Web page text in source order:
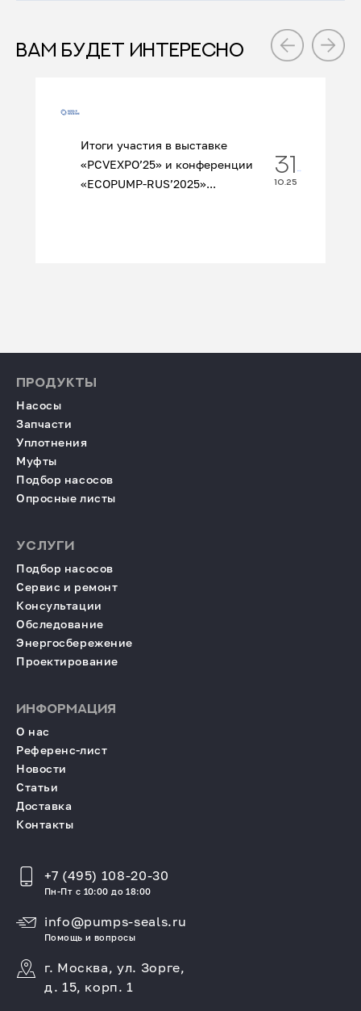
ВАМ БУДЕТ ИНТЕРЕСНО
Итоги участия в выставке
«PCVEXPO’25» и конференции
«ECOPUMP‑RUS’2025»...
31
10.25
ПРОДУКТЫ
Насосы
Запчасти
Уплотнения
Муфты
Подбор насосов
Опросные листы
УСЛУГИ
Подбор насосов
Сервис и ремонт
Консультации
Обследование
Энергосбережение
Проектирование
ИНФОРМАЦИЯ
О нас
Референс-лист
Новости
Статьи
Доставка
Контакты
+7 (495) 108-20-30
Пн-Пт с 10:00 до 18:00
info@pumps-seals.ru
Помощь и вопросы
г. Москва, ул. Зорге,
д. 15, корп. 1